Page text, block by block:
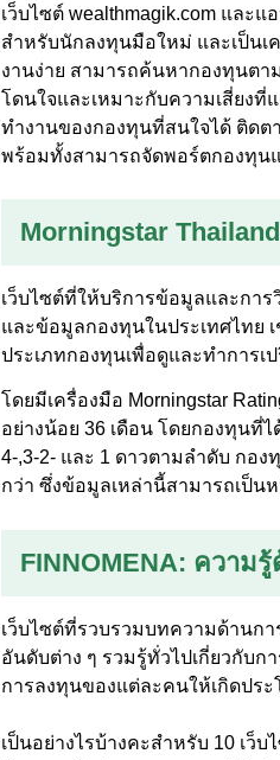
เว็บไซต์ wealthmagik.com แล
สำหรับนักลงทุนมือใหม่ และเป็น
งานง่าย สามารถค้นหากองทุนตา
โดนใจและเหมาะกับความเสี่ยงที่
ทำงานของกองทุนที่สนใจได้ ติดต
พร้อมทั้งสามารถจัดพอร์ตกองทุน
Morningstar Thailand
เว็บไซต์ที่ให้บริการข้อมูลและกา
และข้อมูลกองทุนในประเทศไทย
ประเภทกองทุนเพื่อดูและทำการเ
โดยมีเครื่องมือ Morningstar
อย่างน้อย 36 เดือน โดยกองทุนที่
4-,3-2- และ 1 ดาวตามลำดับ กอ
กว่า ซึ่งข้อมูลเหล่านี้สามารถเป็
FINNOMENA: ความรู้
เว็บไซต์ที่รวบรวมบทความด้านก
อันดับต่าง ๆ รวมรู้ทั่วไปเกี่ยวกับ
การลงทุนของแต่ละคนให้เกิดประ
เป็นอย่างไรบ้างคะสำหรับ 10 เ